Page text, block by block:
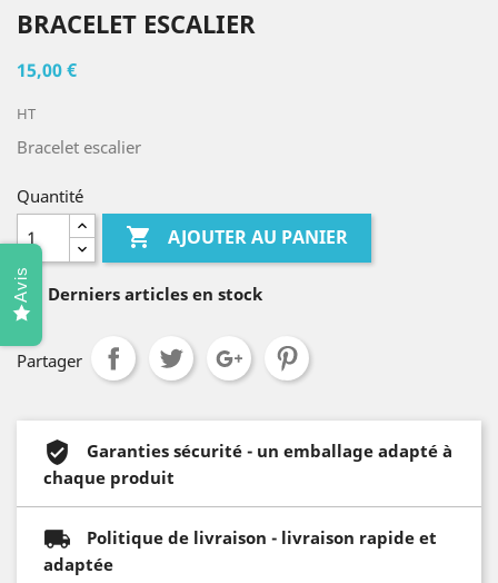
BRACELET ESCALIER
15,00 €
HT
Bracelet escalier
Quantité
 AJOUTER AU PANIER
 Derniers articles en stock
Partager
Garanties sécurité - un emballage adapté à
chaque produit
Politique de livraison - livraison rapide et
adaptée
Avis